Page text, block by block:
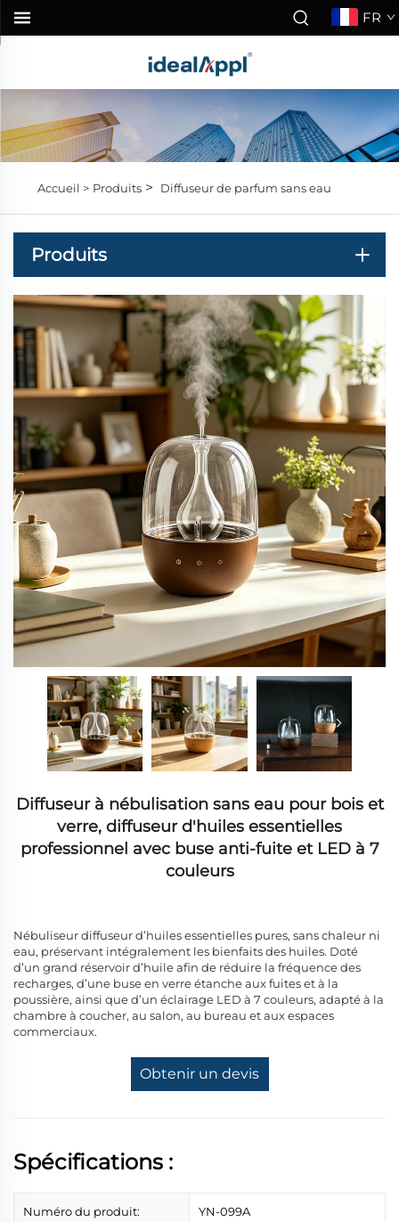
FR
Accueil > Produits> Diffuseur de parfum sans eau
Produits
Diffuseur à nébulisation sans eau pour bois et
verre, diffuseur d'huiles essentielles
professionnel avec buse anti-fuite et LED à 7
couleurs
Nébuliseur diffuseur d’huiles essentielles pures, sans chaleur ni
eau, préservant intégralement les bienfaits des huiles. Doté
d’un grand réservoir d’huile afin de réduire la fréquence des
recharges, d’une buse en verre étanche aux fuites et à la
poussière, ainsi que d’un éclairage LED à 7 couleurs, adapté à la
chambre à coucher, au salon, au bureau et aux espaces
commerciaux.
Obtenir un devis
Spécifications :
Numéro du produit: YN-099A